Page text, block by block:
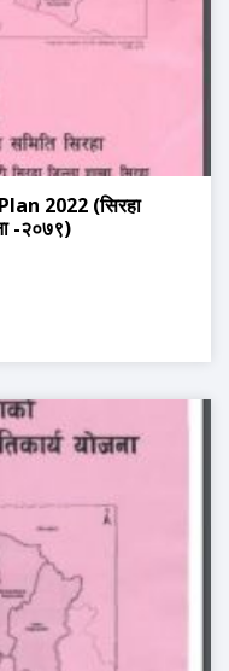
2022 (सिरहा
-२०७९)